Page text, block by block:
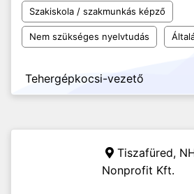
Szakiskola / szakmunkás képző
Nem szükséges nyelvtudás
Tehergépkocsi-vezető
Tiszafüred,
Nonprofit Kft.